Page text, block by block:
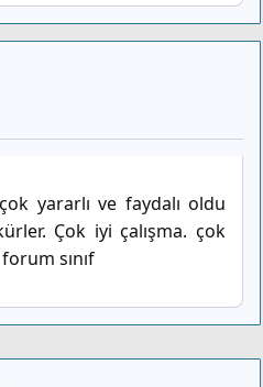
yararlı ve faydalı oldu
Çok iyi çalışma. çok
sınıf